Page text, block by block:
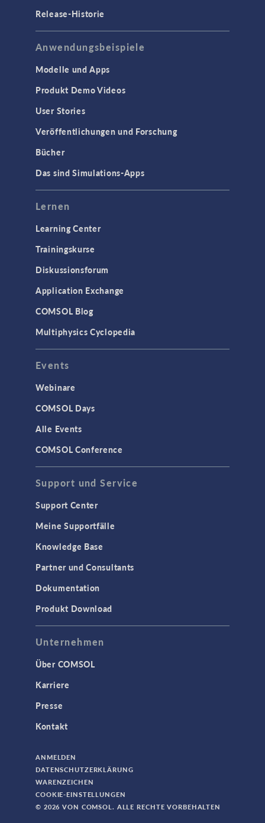
Release-Historie
Anwendungsbeispiele
Modelle und Apps
Produkt Demo Videos
User Stories
Veröffentlichungen und Forschung
Bücher
Das sind Simulations-Apps
Lernen
Learning Center
Trainingskurse
Diskussionsforum
Application Exchange
COMSOL Blog
Multiphysics Cyclopedia
Events
Webinare
COMSOL Days
Alle Events
COMSOL Conference
Support und Service
Support Center
Meine Supportfälle
Knowledge Base
Partner und Consultants
Dokumentation
Produkt Download
Unternehmen
Über COMSOL
Karriere
Presse
Kontakt
ANMELDEN
DATENSCHUTZERKLÄRUNG
WARENZEICHEN
COOKIE-EINSTELLUNGEN
© 2026 VON COMSOL. ALLE RECHTE VORBEHALTEN